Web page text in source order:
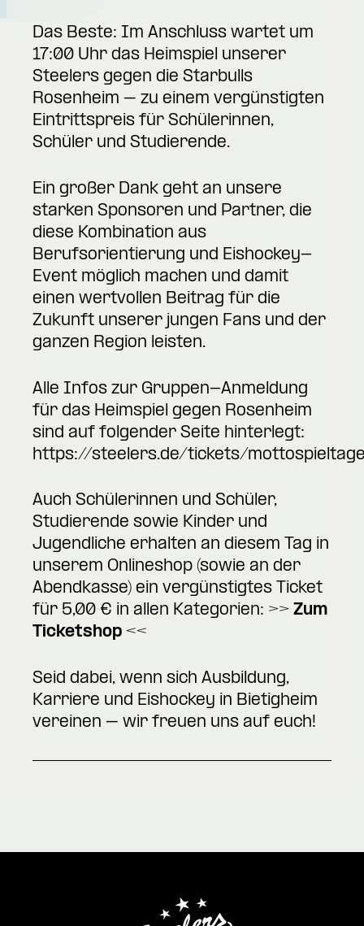
Das Beste: Im Anschluss wartet um
17:00 Uhr das Heimspiel unserer
Steelers gegen die Starbulls
Rosenheim – zu einem vergünstigten
Eintrittspreis für Schülerinnen,
Schüler und Studierende.
Ein großer Dank geht an unsere
starken Sponsoren und Partner, die
diese Kombination aus
Berufsorientierung und Eishockey-
Event möglich machen und damit
einen wertvollen Beitrag für die
Zukunft unserer jungen Fans und der
ganzen Region leisten.
Alle Infos zur Gruppen-Anmeldung
für das Heimspiel gegen Rosenheim
sind auf folgender Seite hinterlegt:
https://steelers.de/tickets/
Auch Schülerinnen und Schüler,
Studierende sowie Kinder und
Jugendliche erhalten an diesem Tag in
unserem Onlineshop (sowie an der
Abendkasse) ein vergünstigtes Ticket
für 5,00 € in allen Kategorien: >> Zum
Ticketshop <<
Seid dabei, wenn sich Ausbildung,
Karriere und Eishockey in Bietigheim
vereinen – wir freuen uns auf euch!